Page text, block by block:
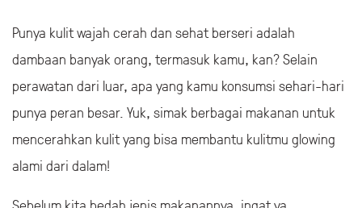
Punya kulit wajah cerah dan sehat berseri adalah
dambaan banyak orang, termasuk kamu, kan? Selain
perawatan dari luar, apa yang kamu konsumsi sehari-hari
punya peran besar. Yuk, simak berbagai makanan untuk
mencerahkan kulit yang bisa membantu kulitmu glowing
alami dari dalam!